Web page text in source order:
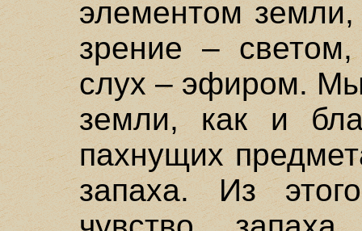
элементом земли,
зрение –
слух – эфиром.
земли, как и
пахнущих
запаха. Из